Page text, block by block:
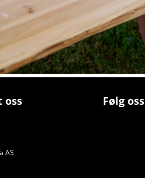
oss
AS
Følg oss